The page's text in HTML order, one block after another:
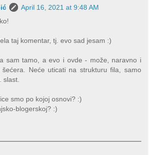
April 16, 2021 at 9:48 AM
taj komentar, tj. evo sad jesam :)
sam tamo, a evo i ovde - može, naravno i
Neće uticati na strukturu fila, samo
slast.
smo po kojoj osnovi? :)
blogerskoj? :)